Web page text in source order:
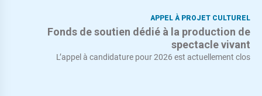
APPEL À PROJET CULTUREL
Fonds de soutien dédié à la production de
spectacle vivant
L’appel à candidature pour 2026 est actuellement clos